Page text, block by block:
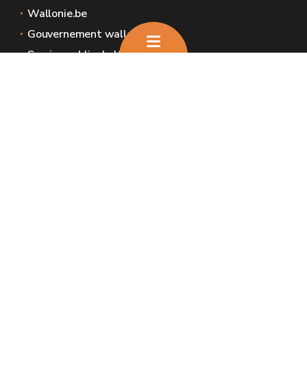
Wallonie.be
Gouvernement wallon
Service public de Wallonie